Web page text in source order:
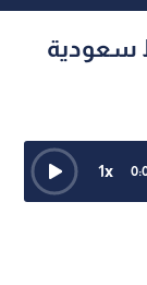
سعودية
1x